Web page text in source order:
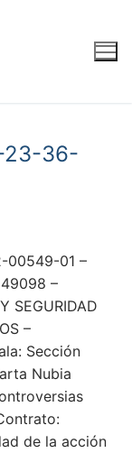
23-36-
00549-01 –
–
SEGURIDAD
–
Sección
Nubia
de la acción